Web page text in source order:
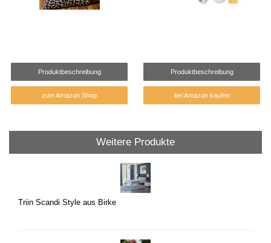
Produktbeschreibung
zum Amazon Shop
Produktbeschreibung
bei Amazon kaufen
Weitere Produkte
Triin Scandi Style aus Birke